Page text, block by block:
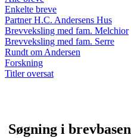
Enkelte breve
Partner H.C. Andersens Hus
Brevveksling med fam. Melchior
Brevveksling med fam. Serre
Rundt om Andersen
Forskning
Titler oversat
Søgning i brevbasen